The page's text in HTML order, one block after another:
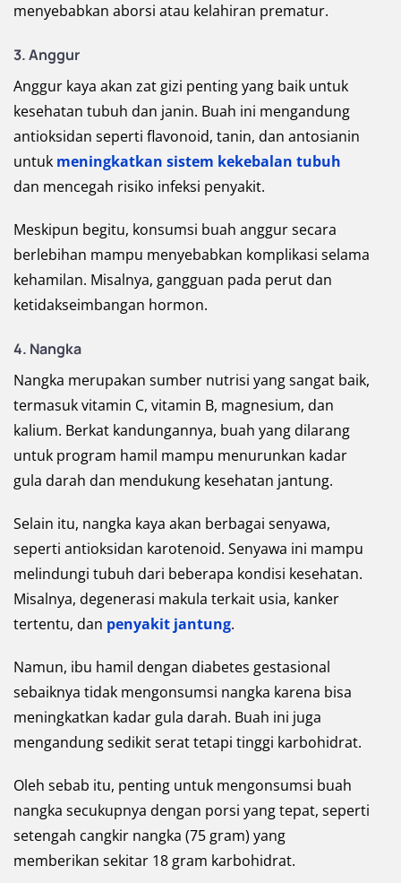
menyebabkan aborsi atau kelahiran prematur.
3. Anggur
Anggur kaya akan zat gizi penting yang baik untuk
kesehatan tubuh dan janin. Buah ini mengandung
antioksidan seperti flavonoid, tanin, dan antosianin
untuk meningkatkan sistem kekebalan tubuh
dan mencegah risiko infeksi penyakit.
Meskipun begitu, konsumsi buah anggur secara
berlebihan mampu menyebabkan komplikasi selama
kehamilan. Misalnya, gangguan pada perut dan
ketidakseimbangan hormon.
4. Nangka
Nangka merupakan sumber nutrisi yang sangat baik,
termasuk vitamin C, vitamin B, magnesium, dan
kalium. Berkat kandungannya, buah yang dilarang
untuk program hamil mampu menurunkan kadar
gula darah dan mendukung kesehatan jantung.
Selain itu, nangka kaya akan berbagai senyawa,
seperti antioksidan karotenoid. Senyawa ini mampu
melindungi tubuh dari beberapa kondisi kesehatan.
Misalnya, degenerasi makula terkait usia, kanker
tertentu, dan penyakit jantung.
Namun, ibu hamil dengan diabetes gestasional
sebaiknya tidak mengonsumsi nangka karena bisa
meningkatkan kadar gula darah. Buah ini juga
mengandung sedikit serat tetapi tinggi karbohidrat.
Oleh sebab itu, penting untuk mengonsumsi buah
nangka secukupnya dengan porsi yang tepat, seperti
setengah cangkir nangka (75 gram) yang
memberikan sekitar 18 gram karbohidrat.